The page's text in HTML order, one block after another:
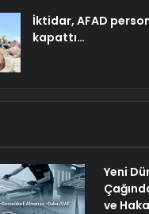
İktidar, AFAD
kapattı…
Yeni
ve